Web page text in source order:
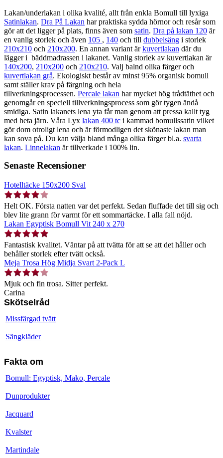
Lakan/underlakan i olika kvalité, allt från enkla Bomull till lyxiga
Satinlakan. Dra På Lakan har praktiska sydda hörnor och resår som
gör att det ligger på plats, finns även som satin. Dra på lakan 120 är
en vanlig storlek och även 105 , 140 och till dubbelsäng i storlek
210x210 och 210x200. En annan variant ärkuvertlakan där du
lägger i bäddmadrassen i lakanet. Vanlig storlek av kuvertlakan är
140x200, 210x200 och 210x210. Valj balnd olika färger och
kuvertlakan grå. Ekologiskt består av minst 95% organisk bomull
samt ställer krav på färgning och hela
tillverkningsprocessen. Percale lakan har mycket hög trådtäthet och
genomgår en speciell tillverkningsprocess som gör tygen ändå
smidiga. Satin lakanets lena yta får man genom att pressa kallt tyg
med heta järn. Våra Lyx lakan 400 tc i kammad bomullssatin vilket
gör dom otroligt lena och är förmodligen det skönaste lakan man
kan sova på. Du kan välja bland många olika färger bl.a. svarta
lakan. Linnelakan är tillverkade i 100% lin.
Senaste Recensioner
Hotelltäcke 150x200 Sval
Helt OK. Första natten var det perfekt. Sedan fluffade det till sig och
blev lite grann för varmt för ett sommartäcke. I alla fall nöjd.
Lakan Egyptisk Bomull Vit 240 x 270
Fantastisk kvalitet. Väntar på att tvätta för att se att det håller och
behåller storlek efter tvätt också.
Meja Trosa Hög Midja Svart 2-Pack L
Mjuk och fin trosa. Sitter perfekt.
Carina
Skötselråd
Missfärgad tvätt
Sängkläder
Fakta om
Bomull: Egyptisk, Mako, Percale
Dunprodukter
Jacquard
Kvalster
Martindale